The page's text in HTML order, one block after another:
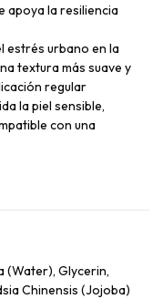
apoya la resiliencia
estrés urbano en la
textura más suave y
regular
la piel sensible,
con una
(Water), Glycerin,
Chinensis (Jojoba)